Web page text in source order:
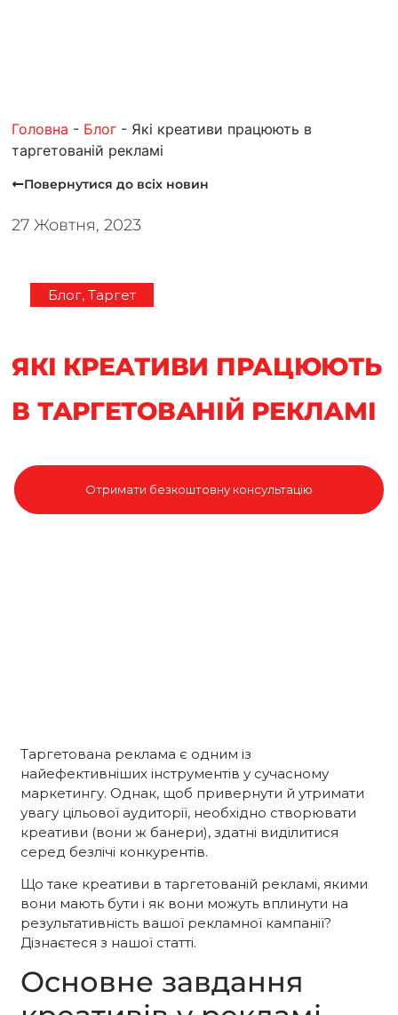
Головна - Блог - Які креативи працюють в
таргетованій рекламі
Повернутися до всiх новин
27 Жовтня, 2023
Блог,Таргет
ЯКІ КРЕАТИВИ ПРАЦЮЮТЬ
В ТАРГЕТОВАНІЙ РЕКЛАМІ
Отримати безкоштовну консультацію
Таргетована реклама є одним із
найефективніших інструментів у сучасному
маркетингу. Однак, щоб привернути й утримати
увагу цільової аудиторії, необхідно створювати
креативи (вони ж банери), здатні виділитися
серед безлічі конкурентів.
Що таке креативи в таргетованій рекламі, якими
вони мають бути і як вони можуть вплинути на
результативність вашої рекламної кампанії?
Дізнаєтеся з нашої статті.
Основне завдання